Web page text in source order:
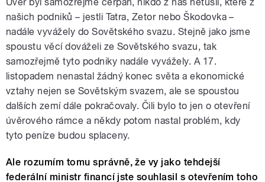
našich podniků – jestli Tatra, Zetor nebo Škodovka –
nadále vyvážely do Sovětského svazu. Stejně jako jsme
spoustu věcí dováželi ze Sovětského svazu, tak
samozřejmě tyto podniky nadále vyvážely. A 17.
listopadem nenastal žádný konec světa a ekonomické
vztahy nejen se Sovětským svazem, ale se spoustou
dalších zemí dále pokračovaly. Čili bylo to jen o otevření
úvěrového rámce a někdy potom nastal problém, kdy
tyto peníze budou splaceny.
Ale rozumím tomu správně, že vy jako tehdejší
federální ministr financí jste souhlasil s otevřením toho